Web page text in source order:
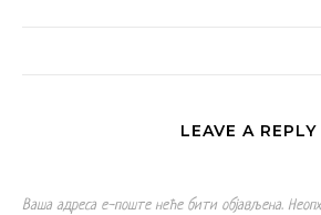
LEAVE A REPLY
Ваша адреса е-поште неће бити објављена.